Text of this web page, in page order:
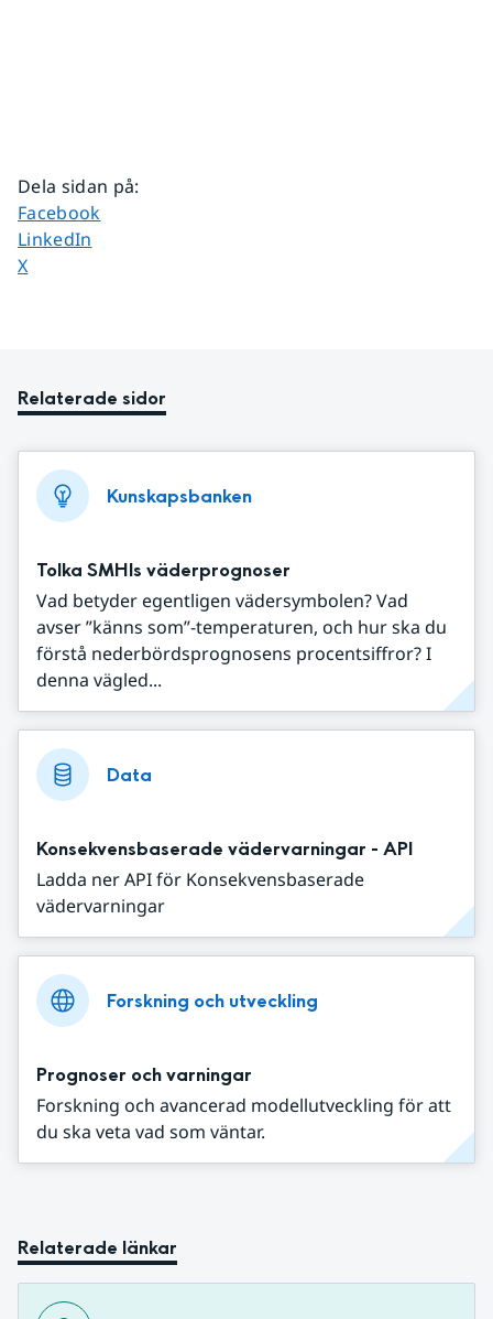
Dela sidan på:
Dela sidan på
Facebook
Dela sidan på
LinkedIn
Dela sidan på
X
Relaterade sidor
Kunskapsbanken
Tolka SMHIs väderprognoser
Vad betyder egentligen vädersymbolen? Vad
avser ”känns som”-temperaturen, och hur ska du
förstå nederbördsprognosens procentsiffror? I
denna vägled...
Data
Konsekvensbaserade vädervarningar - API
Ladda ner API för Konsekvensbaserade
vädervarningar
Forskning och utveckling
Prognoser och varningar
Forskning och avancerad modellutveckling för att
du ska veta vad som väntar.
Relaterade länkar